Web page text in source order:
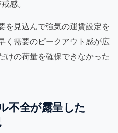
感。
を見込んで強気の運賃設定を
く需要のピークアウト感が広
けの荷量を確保できなかった
不全が露呈した